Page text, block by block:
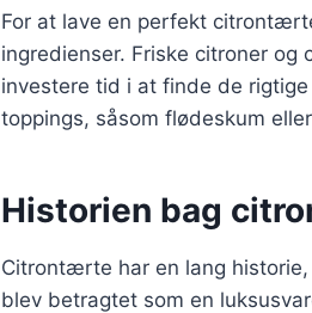
For at lave en perfekt
ingredienser. Friske citroner
investere tid i at finde de
toppings, såsom flødeskum
Historien bag
Citrontærte har en lang
blev betragtet som en